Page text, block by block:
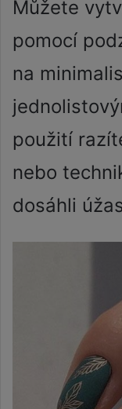
Můžete
pomocí
na
použití
nebo
dosáhli